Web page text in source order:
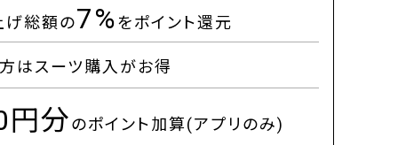
げ総額の7%をポイント還元
はスーツ購入がお得
円分のポイント加算(アプリのみ)